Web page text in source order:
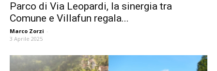
Parco di Via Leopardi, la sinergia tra
Comune e Villafun regala...
Marco Zorzi -
3 Aprile 2025